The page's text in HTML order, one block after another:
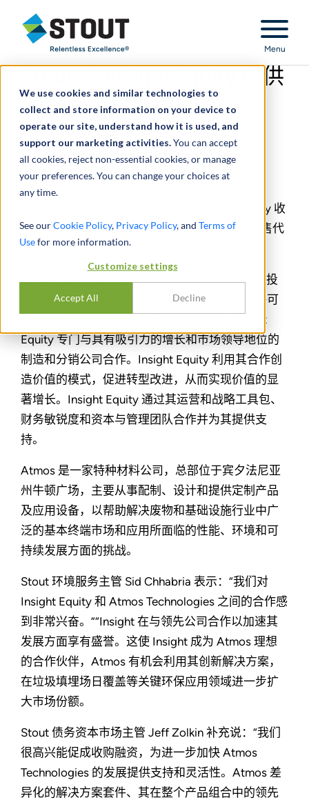
We use cookies and similar technologies to
collect and store information on your device to
operate our site, understand how it is used, and
support our marketing activities.You can accept
all cookies, reject non-essential cookies, or manage
your preferences. You can change your choices at
any time.
See ourCookie Policy, Privacy Policy, and Terms of
Usefor more information.
Customize settings
Accept All Decline
Stout Relentless Excellence
Menu
Stout 为 Insight Equity 提供
财务顾问和债务配售服务
April 12, 2024
分享
Stout Capital 很高兴地宣布，它为 Insight Equity 收
购 Atmos Technologies 担任财务顾问和债务配售代
理。
Insight Equity 是一家私募股权公司，拥有 22 年投
资中低端市场公司的经验，对各行各业具有战略可
行性的中低端市场公司进行控制性投资。Insight
Equity 专门与具有吸引力的增长和市场领导地位的
制造和分销公司合作。Insight Equity 利用其合作创
造价值的模式，促进转型改进，从而实现价值的显
著增长。Insight Equity 通过其运营和战略工具包、
财务敏锐度和资本与管理团队合作并为其提供支
持。
Atmos 是一家特种材料公司，总部位于宾夕法尼亚
州牛顿广场，主要从事配制、设计和提供定制产品
及应用设备，以帮助解决废物和基础设施行业中广
泛的基本终端市场和应用所面临的性能、环境和可
持续发展方面的挑战。
Stout 环境服务主管 Sid Chhabria 表示：“我们对
Insight Equity 和 Atmos Technologies 之间的合作感
到非常兴奋。”“Insight 在与领先公司合作以加速其
发展方面享有盛誉。这使 Insight 成为 Atmos 理想
的合作伙伴，Atmos 有机会利用其创新解决方案，
在垃圾填埋场日覆盖等关键环保应用领域进一步扩
大市场份额。
Stout 债务资本市场主管 Jeff Zolkin 补充说：“我们
很高兴能促成收购融资，为进一步加快 Atmos
Technologies 的发展提供支持和灵活性。Atmos 差
异化的解决方案套件、其在整个产品组合中的领先